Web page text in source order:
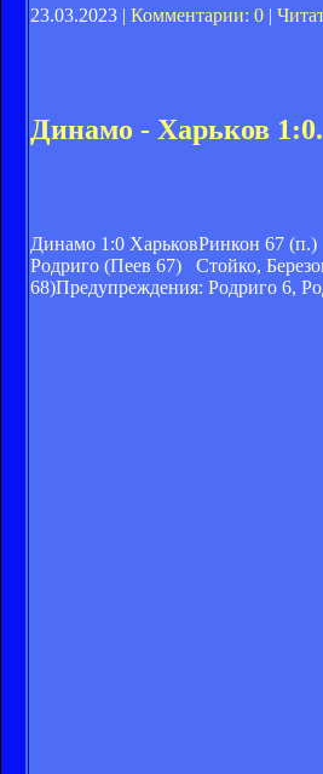
23.03.2023 | Комментарии: 0 |
Динамо - Харьков
Динамо 1:0 ХарьковРинкон 67
Родриго (Пеев 67) Стойко,
68)Предупреждения: Родриго 6,
матча 1/16